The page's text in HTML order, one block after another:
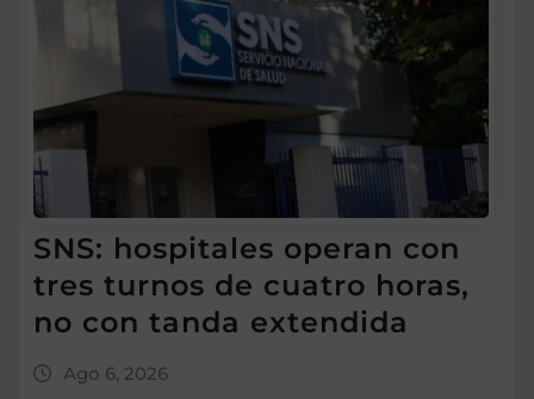
SNS: hospitales operan con
tres turnos de cuatro horas,
no con tanda extendida
Ago 6, 2026